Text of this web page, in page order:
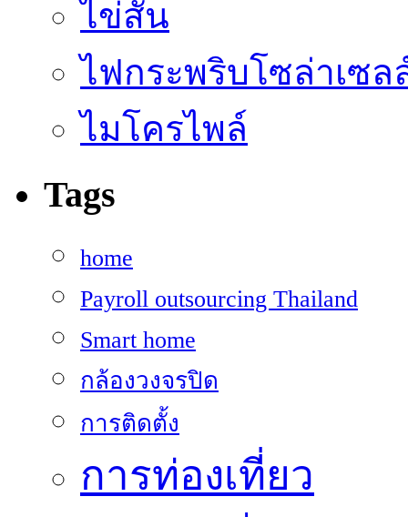
ไข่สั่น
ไฟกระพริบโซล่าเซล
ไมโครไพล์
Tags
home
Payroll outsourcing Thailand
Smart home
กล้องวงจรปิด
การติดตั้ง
การท่องเที่ยว